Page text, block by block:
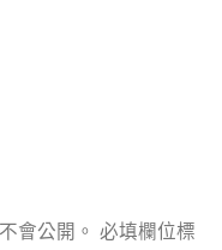
會公開。 必填欄位標